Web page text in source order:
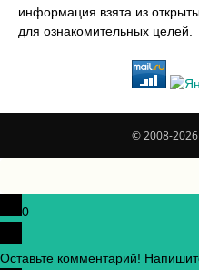
информация взята из
для ознакомительных целей.
© 2008-
0
Оставьте комментарий!